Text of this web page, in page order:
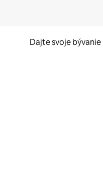
Dajte svoje